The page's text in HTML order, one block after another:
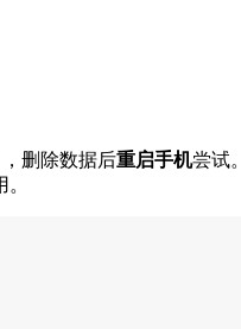
删除数据后重启手机尝试。